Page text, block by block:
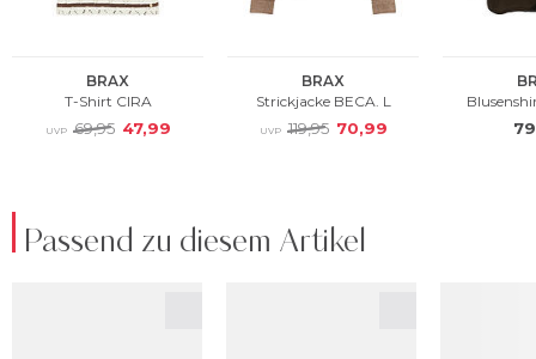
Passend zu diesem Artikel